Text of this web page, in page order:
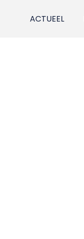
ACTUEEL